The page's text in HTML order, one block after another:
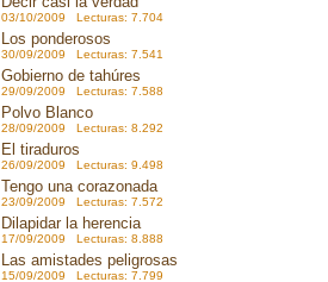
03/10/2009 Lecturas: 7.704
Los ponderosos
30/09/2009 Lecturas: 7.541
Gobierno de tahúres
29/09/2009 Lecturas: 7.588
Polvo Blanco
28/09/2009 Lecturas: 8.292
El tiraduros
26/09/2009 Lecturas: 9.498
Tengo una corazonada
23/09/2009 Lecturas: 7.572
Dilapidar la herencia
17/09/2009 Lecturas: 8.888
Las amistades peligrosas
15/09/2009 Lecturas: 7.799